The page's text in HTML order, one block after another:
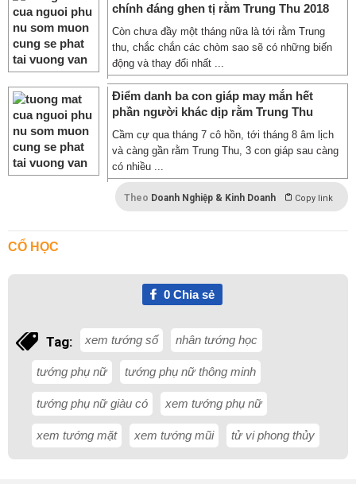
chính đáng ghen tị rằm Trung Thu 2018
Còn chưa đầy một tháng nữa là tới rằm Trung
thu, chắc chắn các chòm sao sẽ có những biến
động và thay đổi nhất ...
Điểm danh ba con giáp may mắn hết
phần người khác dịp rằm Trung Thu
Cầm cự qua tháng 7 cô hồn, tới tháng 8 âm lịch
và càng gần rằm Trung Thu, 3 con giáp sau càng
có nhiều ...
Theo Doanh Nghiệp & Kinh Doanh Copy link
CỔ HỌC
0Chia sẻ
Tag: xem tướng số nhân tướng học
tướng phụ nữ tướng phụ nữ thông minh
tướng phụ nữ giàu có xem tướng phụ nữ
xem tướng mặt xem tướng mũi tử vi phong thủy